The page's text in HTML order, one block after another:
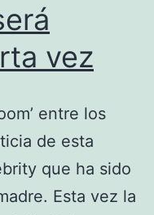
vez
entre los
de esta
que ha sido
Esta vez la